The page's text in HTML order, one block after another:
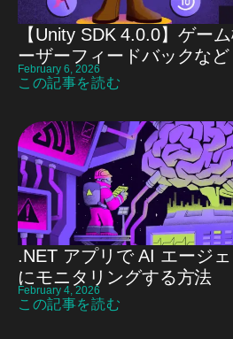
【Unity SDK 4.0.0】ゲー
ーザーフィードバックなど
February 6, 2026
この記事を読む
.NET アプリで AI エージ
にモニタリングする方法
February 4, 2026
この記事を読む